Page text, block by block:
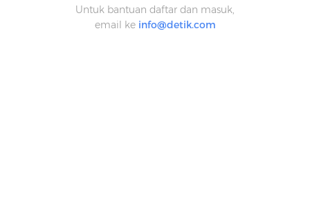
Untuk bantuan daftar dan masuk,
email ke info@detik.com